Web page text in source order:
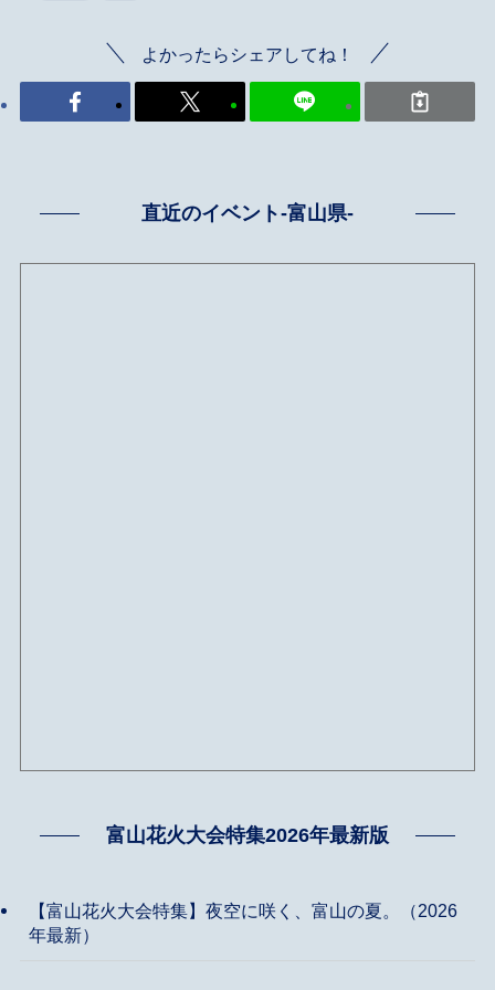
よかったらシェアしてね！
直近のイベント-富山県-
富山花火大会特集2026年最新版
【富山花火大会特集】夜空に咲く、富山の夏。（2026
年最新）